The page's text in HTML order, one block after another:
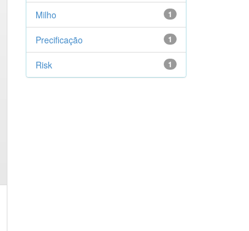
1
Milho
1
Precificação
1
Risk